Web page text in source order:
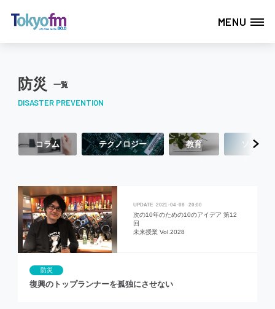
MENU
防災 一覧
DISASTER PREVENTION
コラム テクノロジー 教育 ソーシャ
2021 04 08 20:00
次の10年のための10のアイデア 第12
回
未来授業 Vol.2028
防災
復興のトップランナーを孤独にさせない